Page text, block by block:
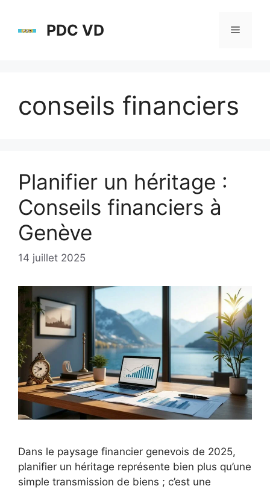
PDC VD Menu
conseils financiers
Planifier un héritage :
Conseils financiers à
Genève
14 juillet 2025
Dans le paysage financier genevois de 2025,
planifier un héritage représente bien plus qu’une
simple transmission de biens ; c’est une